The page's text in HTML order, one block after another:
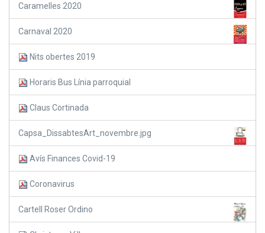
Caramelles 2020
Carnaval 2020
Nits obertes 2019
Horaris Bus Línia parroquial
Claus Cortinada
Capsa_DissabtesArt_novembre.jpg
Avís Finances Covid-19
Coronavirus
Cartell Roser Ordino